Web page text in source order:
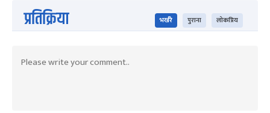
प्रतिक्रिया भर्खरै पुराना लोकप्रिय